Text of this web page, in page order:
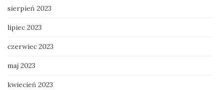
sierpień 2023
lipiec 2023
czerwiec 2023
maj 2023
kwiecień 2023